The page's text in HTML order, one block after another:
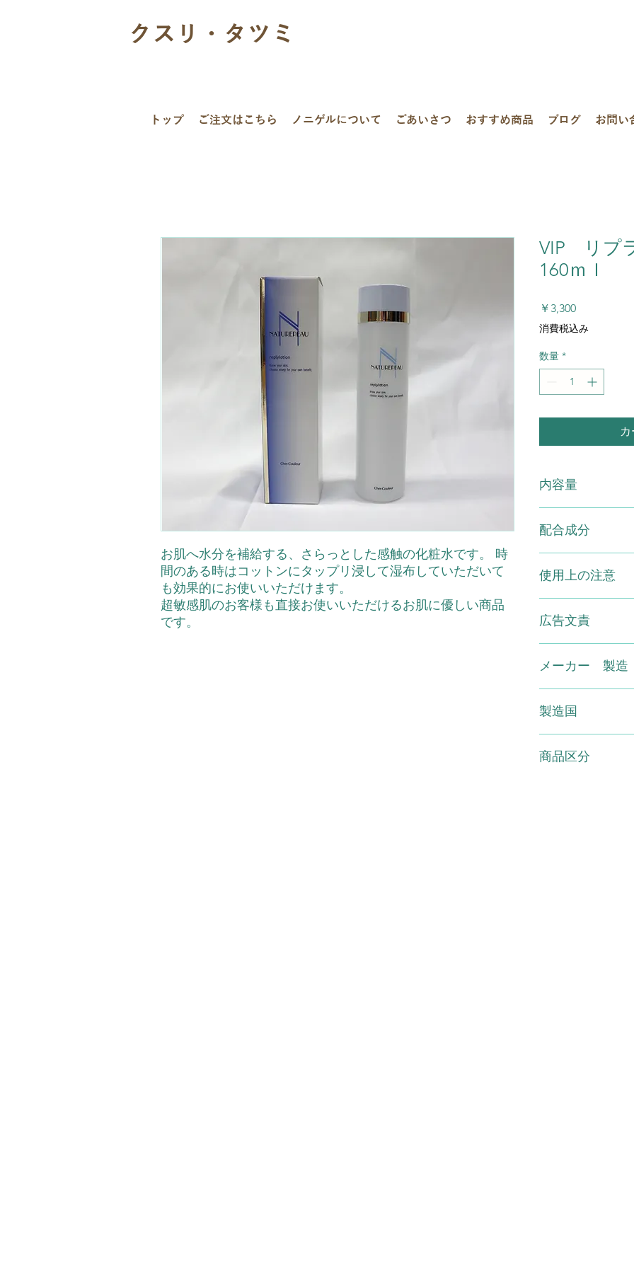
クスリ・タツミ
トップ ご注文はこちら ノニゲルについて ごあいさつ おすすめ商品 ブログ お問い
お肌へ水分を補給する、さらっとした感触の化粧水です。 時
間のある時はコットンにタップリ浸して湿布していただいて
も効果的にお使いいただけます。
超敏感肌のお客様も直接お使いいただけるお肌に優しい商品
です。
VIP リプ
160ｍｌ
￥3,300価
格
消費税込み
数量 *
内容量
配合成分
ビフィズス菌エキ
使用上の注意
お肌に合わないとき
ゆみ、刺激、色抜
膚科専門医などにご
ないところに保管し
の場所、直射日光の
広告文責
メーカー 製造
製造国
商品区分